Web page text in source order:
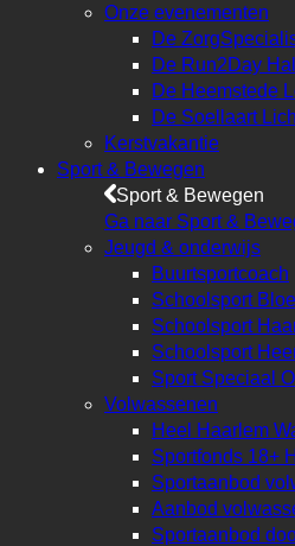
Onze evenementen
De
De Run2Day
De Heemstede
De Soellaart
Kerstvakantie
Sport & Bewegen
Sport & Bewegen
Ga naar Sport &
Jeugd & onderwijs
Buurtsportcoach
Schoolsport
Schoolsport
Schoolsport
Sport Speciaal
Volwassenen
Heel Haarlem
Sportfonds 18+
Sportaanbod
Aanbod
Sportaanbod